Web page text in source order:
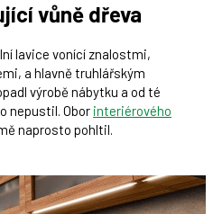
vůně dřeva
lavice vonící znalostmi,
a hlavně truhlářským
výrobě nábytku a od té
nepustil. Obor interiérového
naprosto pohltil.